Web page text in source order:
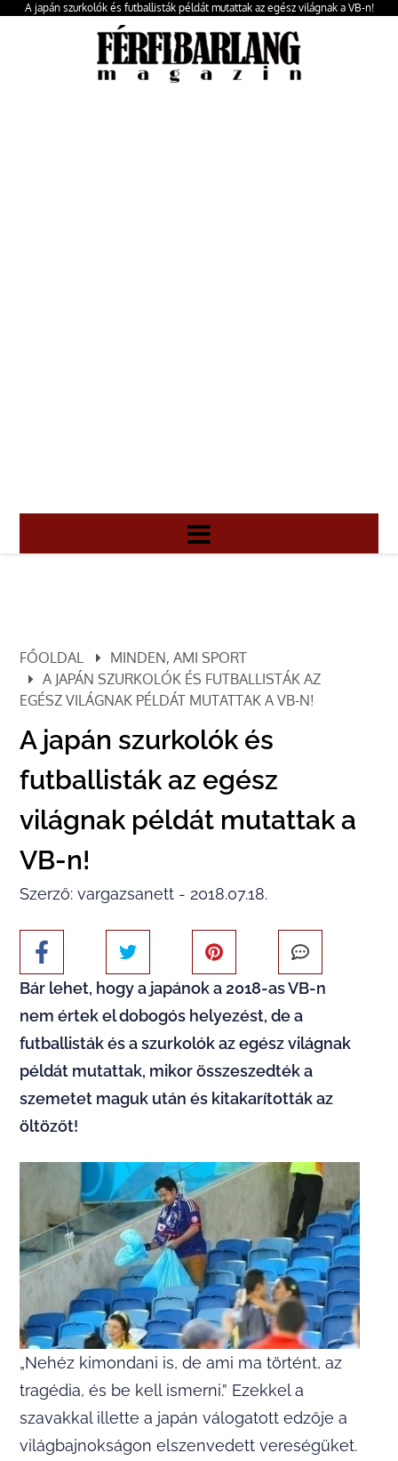
A japán szurkolók és futballisták példát mutattak az egész világnak a VB-n!
FŐOLDAL
MINDEN, AMI SPORT
A JAPÁN SZURKOLÓK ÉS FUTBALLISTÁK AZ
EGÉSZ VILÁGNAK PÉLDÁT MUTATTAK A VB-N!
A japán szurkolók és
futballisták az egész
világnak példát mutattak a
VB-n!
Szerző: vargazsanett - 2018.07.18.
Bár lehet, hogy a japánok a 2018-as VB-n
nem értek el dobogós helyezést, de a
futballisták és a szurkolók az egész világnak
példát mutattak, mikor összeszedték a
szemetet maguk után és kitakarították az
öltözőt!
„Nehéz kimondani is, de ami ma történt, az
tragédia, és be kell ismerni.” Ezekkel a
szavakkal illette a japán válogatott edzője a
világbajnokságon elszenvedett vereségüket.